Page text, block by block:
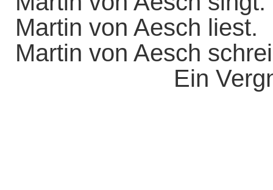
Martin von Aesch liest.
Martin von Aesch
Ein